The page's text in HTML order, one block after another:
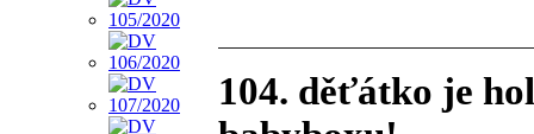
104. děťátko je